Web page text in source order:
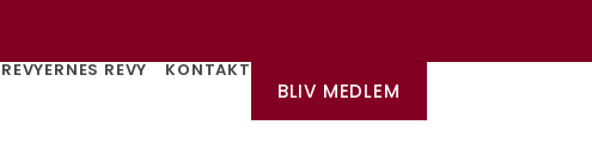
REVYERNES REVY KONTAKT
BLIV MEDLEM